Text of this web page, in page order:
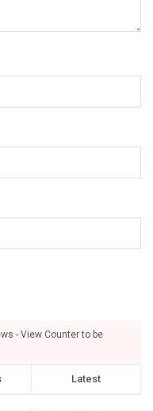
- View Counter to be
Latest